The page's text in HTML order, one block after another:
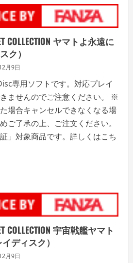
COLLECTION ヤマトよ永遠に
ク）
月9日
専用ソフトです。対応プレイ
ませんのでご注意ください。 ※
場合キャンセルできなくなる場
ご了承の上、ご注文ください。
」対象商品です。詳しくはこち
COLLECTION 宇宙戦艦ヤマト
ディスク）
月9日